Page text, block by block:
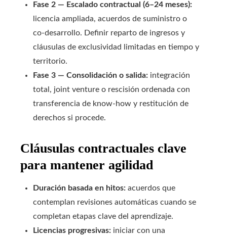
Fase 2 — Escalado contractual (6–24 meses):
licencia ampliada, acuerdos de suministro o
co‑desarrollo. Definir reparto de ingresos y
cláusulas de exclusividad limitadas en tiempo y
territorio.
Fase 3 — Consolidación o salida: integración
total, joint venture o rescisión ordenada con
transferencia de know‑how y restitución de
derechos si procede.
Cláusulas contractuales clave
para mantener agilidad
Duración basada en hitos: acuerdos que
contemplan revisiones automáticas cuando se
completan etapas clave del aprendizaje.
Licencias progresivas: iniciar con una